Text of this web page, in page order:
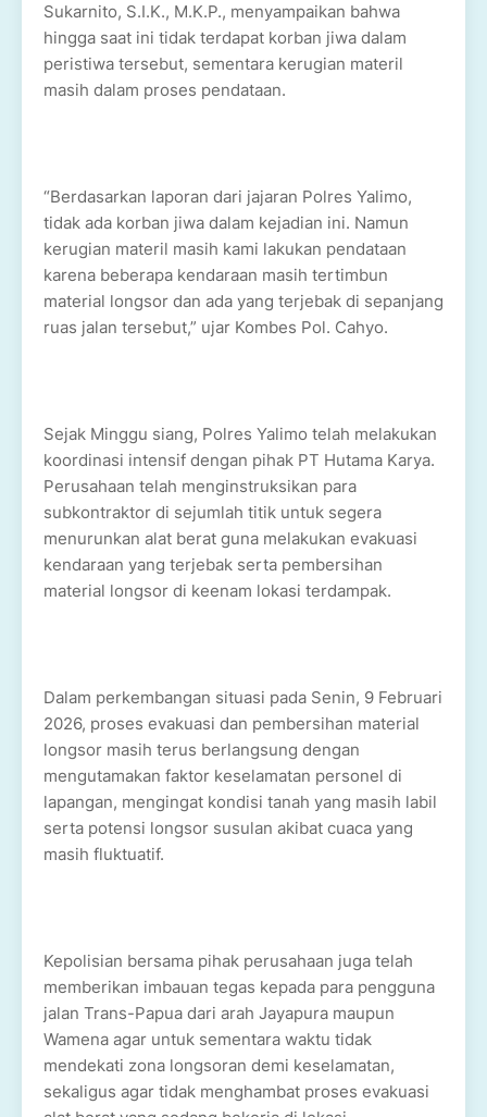
Sukarnito, S.I.K., M.K.P., menyampaikan bahwa
hingga saat ini tidak terdapat korban jiwa dalam
peristiwa tersebut, sementara kerugian materil
masih dalam proses pendataan.
“Berdasarkan laporan dari jajaran Polres Yalimo,
tidak ada korban jiwa dalam kejadian ini. Namun
kerugian materil masih kami lakukan pendataan
karena beberapa kendaraan masih tertimbun
material longsor dan ada yang terjebak di sepanjang
ruas jalan tersebut,” ujar Kombes Pol. Cahyo.
Sejak Minggu siang, Polres Yalimo telah melakukan
koordinasi intensif dengan pihak PT Hutama Karya.
Perusahaan telah menginstruksikan para
subkontraktor di sejumlah titik untuk segera
menurunkan alat berat guna melakukan evakuasi
kendaraan yang terjebak serta pembersihan
material longsor di keenam lokasi terdampak.
Dalam perkembangan situasi pada Senin, 9 Februari
2026, proses evakuasi dan pembersihan material
longsor masih terus berlangsung dengan
mengutamakan faktor keselamatan personel di
lapangan, mengingat kondisi tanah yang masih labil
serta potensi longsor susulan akibat cuaca yang
masih fluktuatif.
Kepolisian bersama pihak perusahaan juga telah
memberikan imbauan tegas kepada para pengguna
jalan Trans-Papua dari arah Jayapura maupun
Wamena agar untuk sementara waktu tidak
mendekati zona longsoran demi keselamatan,
sekaligus agar tidak menghambat proses evakuasi